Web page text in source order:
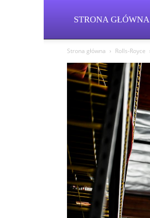
STRONA GŁÓWNA
Strona główna Rolls-Royce